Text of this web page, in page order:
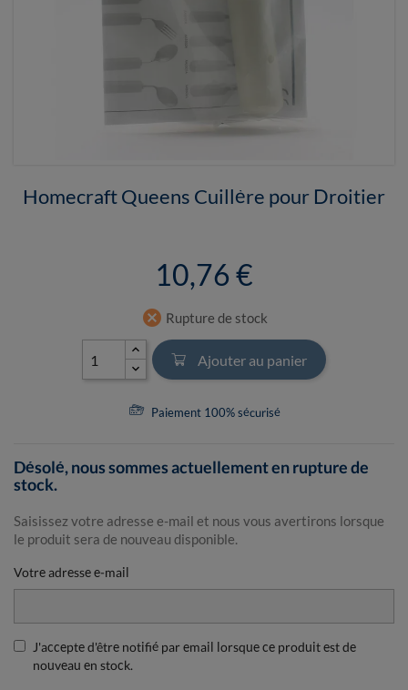
Homecraft Queens Cuillère pour Droitier
10,76 €
cancel Rupture de stock
Ajouter au panier
Paiement 100% sécurisé
Désolé, nous sommes actuellement en rupture de
stock.
Saisissez votre adresse e-mail et nous vous avertirons lorsque
le produit sera de nouveau disponible.
Votre adresse e-mail
J'accepte d'être notifié par email lorsque ce produit est de
nouveau en stock.